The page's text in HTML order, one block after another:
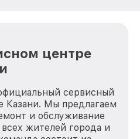
центре
сервисный
Казани. Мы предлагаем
и обслуживание
жителей города и